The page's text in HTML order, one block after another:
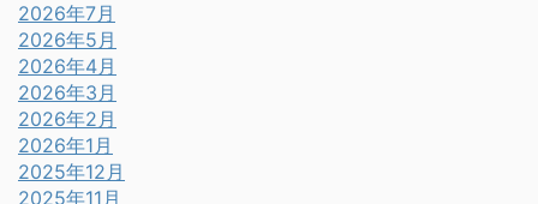
2026年7月
2026年5月
2026年4月
2026年3月
2026年2月
2026年1月
2025年12月
2025年11月